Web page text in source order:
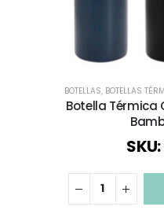
BOTELLAS, BOTELLAS
Botella Térmica